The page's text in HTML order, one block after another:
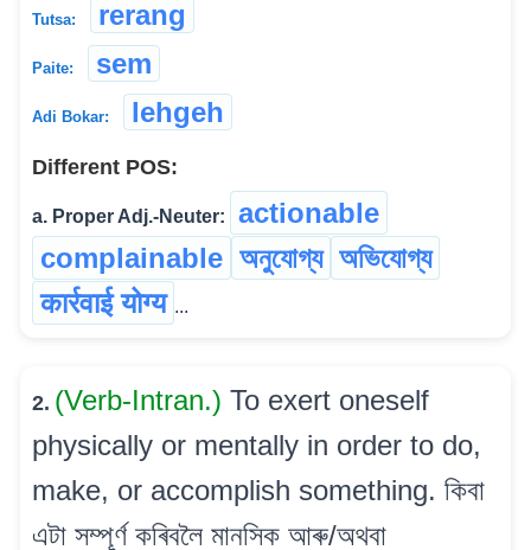
Tutsa: rerang
Paite: sem
Adi Bokar: lehgeh
Different POS:
a. Proper Adj.-Neuter:
actionable
complainable অনুযোগ্য অভিযোগ্য
कार्रवाई योग्य ...
2. (Verb-Intran.) To exert oneself
physically or mentally in order to do,
make, or accomplish something. কিবা
এটা সম্পূৰ্ণ কৰিবলৈ মানসিক আৰু/অথবা